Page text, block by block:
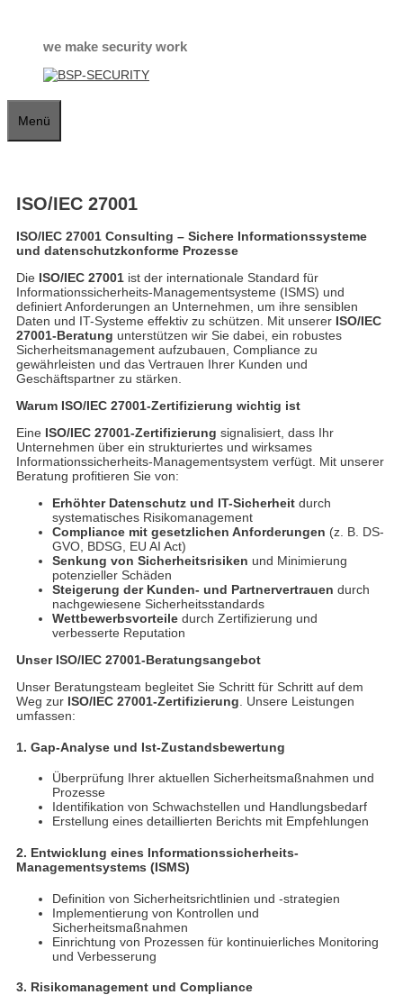
springenwe make security work
Menü
ISO/IEC 27001
ISO/IEC 27001 Consulting – Sichere Informationssysteme
und datenschutzkonforme Prozesse
Die ISO/IEC 27001 ist der internationale Standard für
Informationssicherheits-Managementsysteme (ISMS) und
definiert Anforderungen an Unternehmen, um ihre sensiblen
Daten und IT-Systeme effektiv zu schützen. Mit unserer ISO/IEC
27001-Beratung unterstützen wir Sie dabei, ein robustes
Sicherheitsmanagement aufzubauen, Compliance zu
gewährleisten und das Vertrauen Ihrer Kunden und
Geschäftspartner zu stärken.
Warum ISO/IEC 27001-Zertifizierung wichtig ist
Eine ISO/IEC 27001-Zertifizierung signalisiert, dass Ihr
Unternehmen über ein strukturiertes und wirksames
Informationssicherheits-Managementsystem verfügt. Mit unserer
Beratung profitieren Sie von:
Erhöhter Datenschutz und IT-Sicherheit durch
systematisches Risikomanagement
Compliance mit gesetzlichen Anforderungen (z. B. DS-
GVO, BDSG, EU AI Act)
Senkung von Sicherheitsrisiken und Minimierung
potenzieller Schäden
Steigerung der Kunden- und Partnervertrauen durch
nachgewiesene Sicherheitsstandards
Wettbewerbsvorteile durch Zertifizierung und
verbesserte Reputation
Unser ISO/IEC 27001-Beratungsangebot
Unser Beratungsteam begleitet Sie Schritt für Schritt auf dem
Weg zur ISO/IEC 27001-Zertifizierung . Unsere Leistungen
umfassen:
1. Gap-Analyse und Ist-Zustandsbewertung
Überprüfung Ihrer aktuellen Sicherheitsmaßnahmen und
Prozesse
Identifikation von Schwachstellen und Handlungsbedarf
Erstellung eines detaillierten Berichts mit Empfehlungen
2. Entwicklung eines Informationssicherheits-
Managementsystems (ISMS)
Definition von Sicherheitsrichtlinien und -strategien
Implementierung von Kontrollen und
Sicherheitsmaßnahmen
Einrichtung von Prozessen für kontinuierliches Monitoring
und Verbesserung
3. Risikomanagement und Compliance